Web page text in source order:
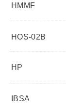
HMMF
HOS-02B
HP
IBSA